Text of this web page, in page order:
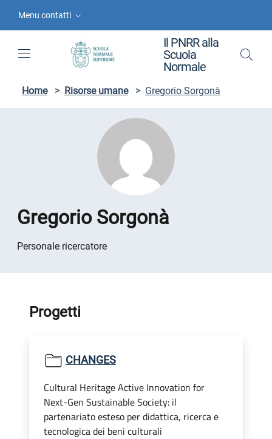
Menu contatti
Il PNRR alla
Scuola
Normale
Home > Risorse umane > Gregorio Sorgonà
Gregorio Sorgonà
Personale ricercatore
Progetti
CHANGES
Cultural Heritage Active Innovation for
Next-Gen Sustainable Society: il
partenariato esteso per didattica, ricerca e
tecnologica dei beni culturali